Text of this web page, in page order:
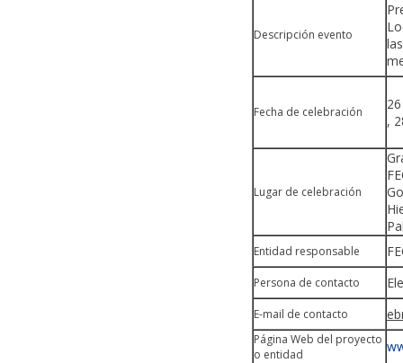
Descripción evento
Fecha de celebración
,
Lugar de celebración
Entidad responsable
Persona de contacto
E-mail de contacto
Página Web del proyecto
o entidad